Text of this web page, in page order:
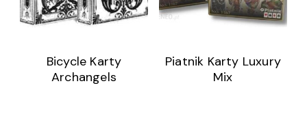
Bicycle Karty
Archangels
Piatnik Karty Luxury
Mix